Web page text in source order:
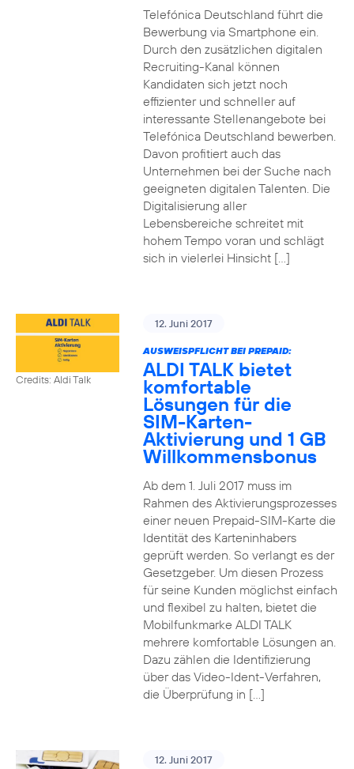
Telefónica Deutschland führt die
Bewerbung via Smartphone ein.
Durch den zusätzlichen digitalen
Recruiting-Kanal können
Kandidaten sich jetzt noch
effizienter und schneller auf
interessante Stellenangebote bei
Telefónica Deutschland bewerben.
Davon profitiert auch das
Unternehmen bei der Suche nach
geeigneten digitalen Talenten. Die
Digitalisierung aller
Lebensbereiche schreitet mit
hohem Tempo voran und schlägt
sich in vielerlei Hinsicht […]
Credits: Aldi Talk
12. Juni 2017
AUSWEISPFLICHT BEI PREPAID:
ALDI TALK bietet
komfortable
Lösungen für die
SIM-Karten-
Aktivierung und 1 GB
Willkommensbonus
Ab dem 1. Juli 2017 muss im
Rahmen des Aktivierungsprozesses
einer neuen Prepaid-SIM-Karte die
Identität des Karteninhabers
geprüft werden. So verlangt es der
Gesetzgeber. Um diesen Prozess
für seine Kunden möglichst einfach
und flexibel zu halten, bietet die
Mobilfunkmarke ALDI TALK
mehrere komfortable Lösungen an.
Dazu zählen die Identifizierung
über das Video-Ident-Verfahren,
die Überprüfung in […]
12. Juni 2017